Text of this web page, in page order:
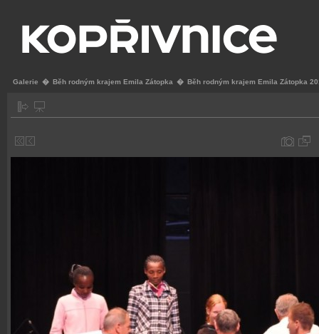
Galerie � Běh rodným krajem Emila Zátopka � Běh rodným krajem Emila Zátopka